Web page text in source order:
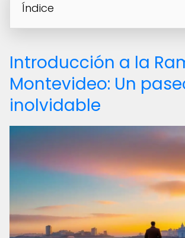
Índice
Introducción a la
Montevideo: Un
inolvidable